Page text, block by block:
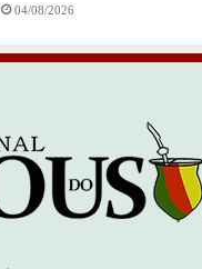
04/08/2026